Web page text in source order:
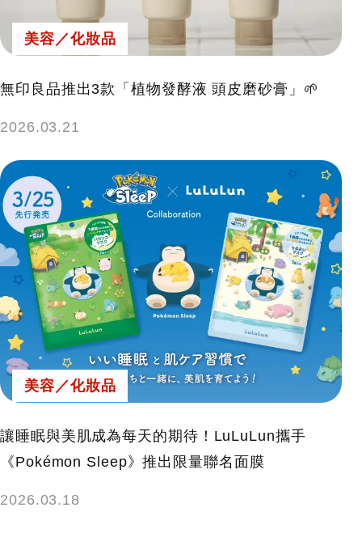
美容／化妝品
無印良品推出3款「植物發酵液 頭皮磨砂膏」🌱
2026.03.21
美容／化妝品
讓睡眠與美肌成為每天的期待！LuLuLun攜手
《Pokémon Sleep》推出限量聯名面膜
2026.03.18